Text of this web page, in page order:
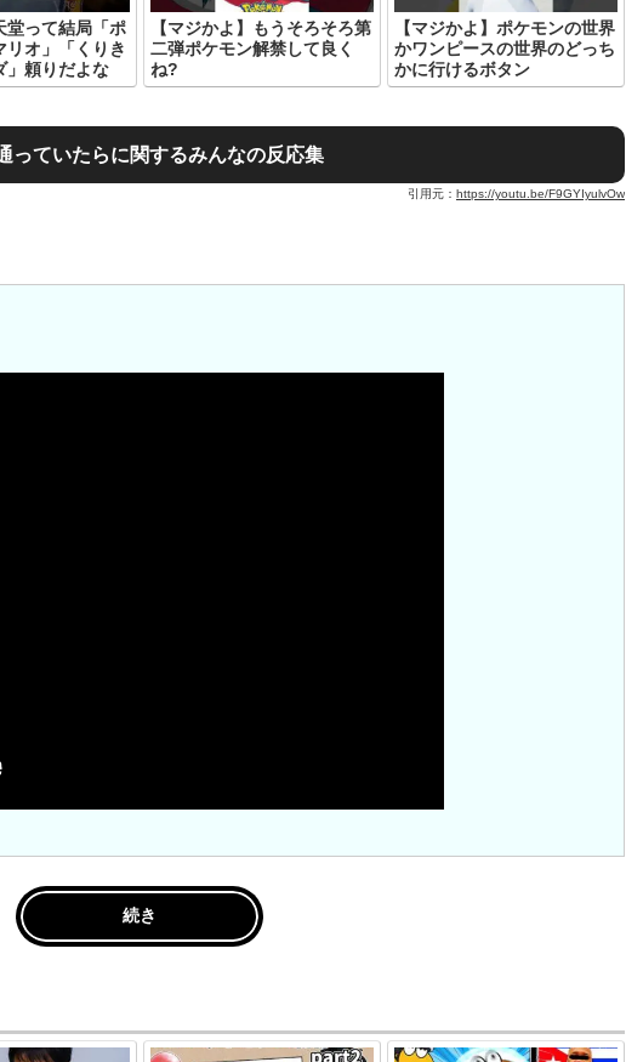
堂って結局「ポ
リオ」「くりき
」頼りだよな
【マジかよ】もうそろそろ第
二弾ポケモン解禁して良く
ね?
【マジかよ】ポケモンの世界
かワンピースの世界のどっち
かに行けるボタン
っていたらに関するみんなの反応集
引用元： https://youtu.be/F9GYIyulvOw
続き